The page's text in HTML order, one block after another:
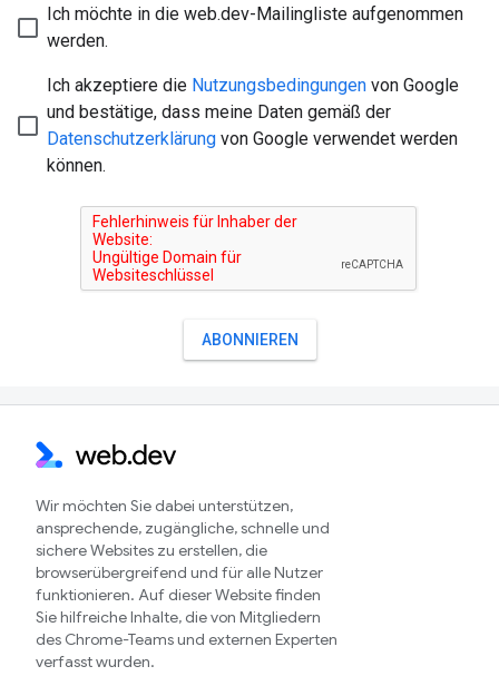
Wir möchten Sie dabei unterstützen,
ansprechende, zugängliche, schnelle und
sichere Websites zu erstellen, die
browserübergreifend und für alle Nutzer
funktionieren. Auf dieser Website finden
Sie hilfreiche Inhalte, die von Mitgliedern
des Chrome-Teams und externen Experten
verfasst wurden.